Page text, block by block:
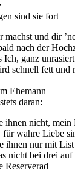
sind sie fort
und dir
nach der
Ich, ganz
schnell fett und
Ehemann
daran:
ihnen nicht, mein
wahre Liebe
ihnen nur mit List
nicht bei drei
Reserverad